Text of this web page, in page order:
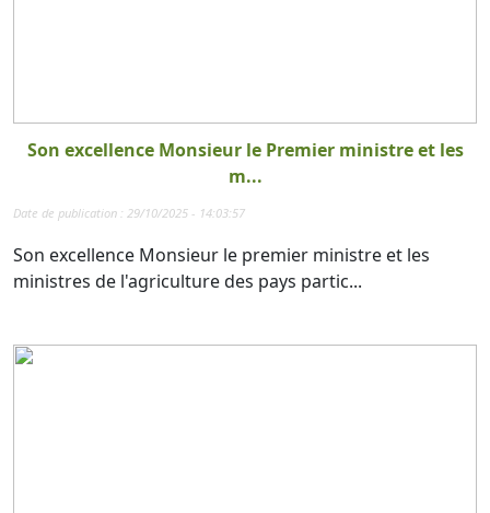
Son excellence Monsieur le Premier ministre et les
m...
Date de publication : 29/10/2025 - 14:03:57
Son excellence Monsieur le premier ministre et les
ministres de l'agriculture des pays partic...